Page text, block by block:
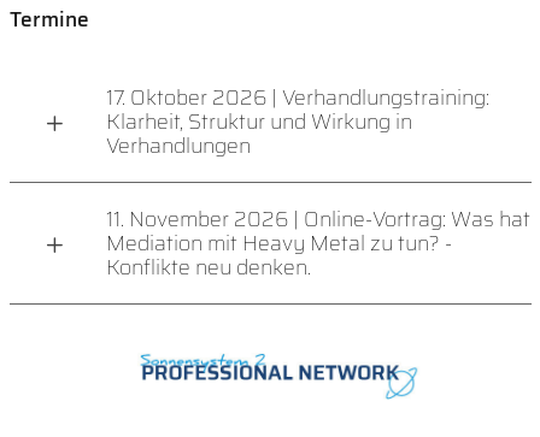
Termine
17. Oktober 2026 | Verhandlungstraining:
Klarheit, Struktur und Wirkung in
Verhandlungen
11. November 2026 | Online-Vortrag: Was hat
Mediation mit Heavy Metal zu tun? -
Konflikte neu denken.